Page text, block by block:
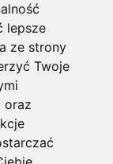
lepsze
ze strony
Twoje
oraz
niż do
0